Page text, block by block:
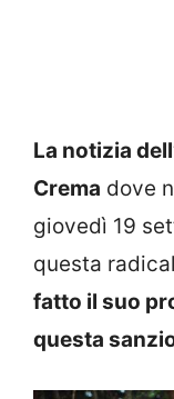
La notizia
Crema dove
giovedì 19
questa
fatto il suo
questa